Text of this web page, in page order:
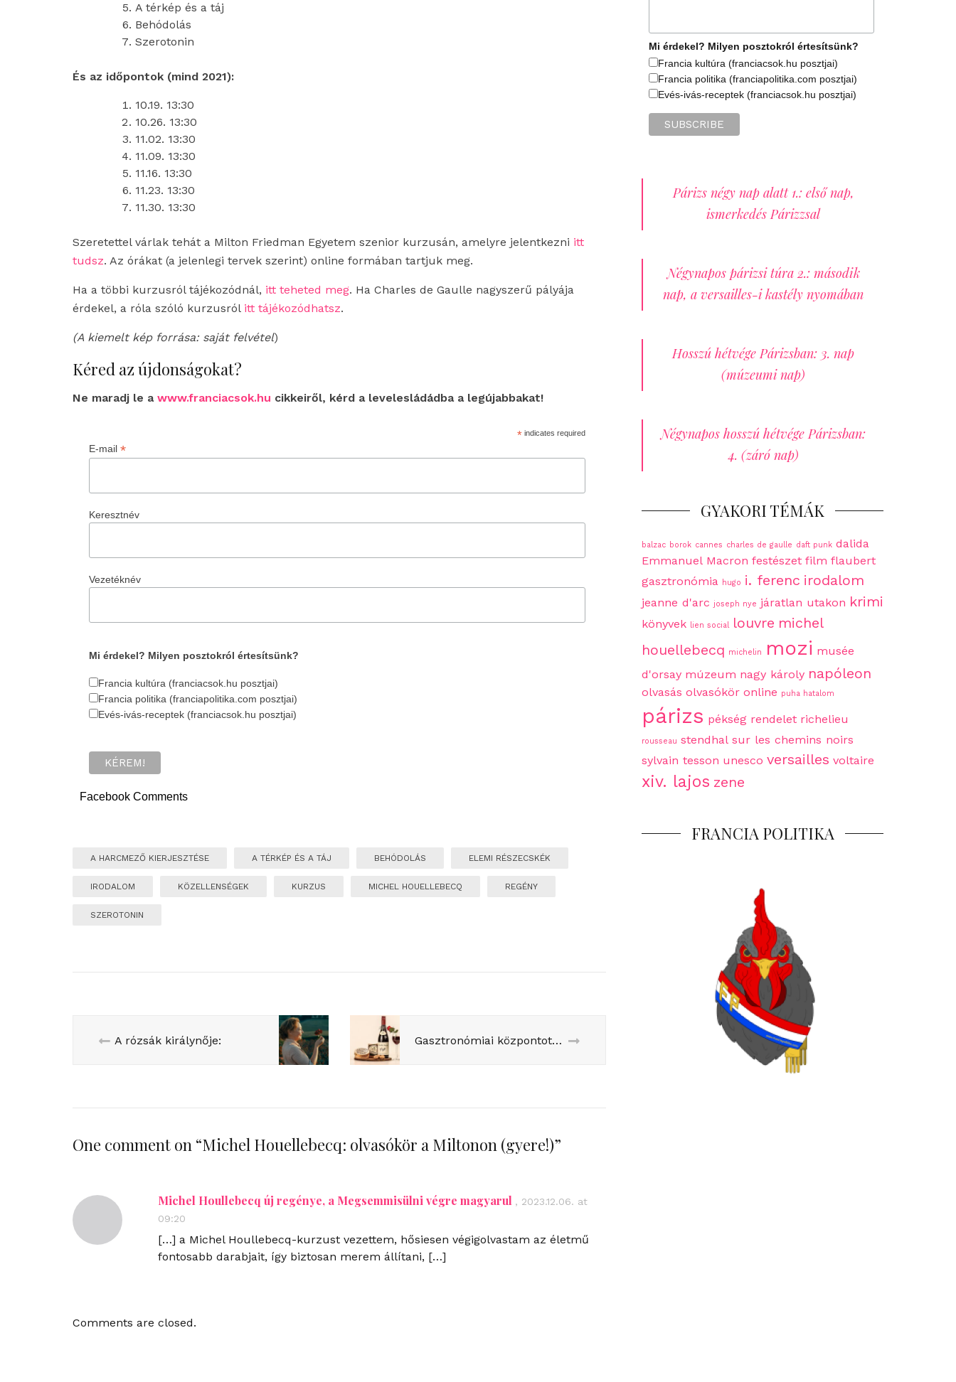
A térkép és a táj
Behódolás
Szerotonin
És az időpontok (mind 2021):
10.19. 13:30
10.26. 13:30
11.02. 13:30
11.09. 13:30
11.16. 13:30
11.23. 13:30
11.30. 13:30
Szeretettel várlak tehát a Milton Friedman Egyetem szenior kurzusán, amelyre jelentkezni itt
tudsz. Az órákat (a jelenlegi tervek szerint) online formában tartjuk meg.
Ha a többi kurzusról tájékozódnál, itt teheted meg. Ha Charles de Gaulle nagyszerű pályája
érdekel, a róla szóló kurzusról itt tájékozódhatsz.
(A kiemelt kép forrása: saját felvétel)
Kéred az újdonságokat?
Ne maradj le a www.franciacsok.hu cikkeiről, kérd a levelesládádba a legújabbakat!
*indicates required
E-mail *
Keresztnév
Vezetéknév
Mi érdekel? Milyen posztokról értesítsünk?
Francia kultúra (franciacsok.hu posztjai)
Francia politika (franciapolitika.com posztjai)
Evés-ivás-receptek (franciacsok.hu posztjai)
Facebook Comments
A HARCMEZŐ KIERJESZTÉSE A TÉRKÉP ÉS A TÁJ BEHÓDOLÁS ELEMI RÉSZECSKÉK
IRODALOM KÖZELLENSÉGEK KURZUS MICHEL HOUELLEBECQ REGÉNY
SZEROTONIN
A rózsák királynője: Gasztronómiai központot alapítanának a franciák
One comment on “Michel Houellebecq: olvasókör a Miltonon (gyere!)”
Michel Houllebecq új regénye, a Megsemmisülni végre magyarul , 2023.12.06. at
09:20
[…] a Michel Houllebecq-kurzust vezettem, hősiesen végigolvastam az életmű
fontosabb darabjait, így biztosan merem állítani, […]
Comments are closed.
Mi érdekel? Milyen posztokról értesítsünk?
Francia kultúra (franciacsok.hu posztjai)
Francia politika (franciapolitika.com posztjai)
Evés-ivás-receptek (franciacsok.hu posztjai)
Párizs négy nap alatt 1.: első nap,
ismerkedés Párizzsal
Négynapos párizsi túra 2.: második
nap, a versailles-i kastély nyomában
Hosszú hétvége Párizsban: 3. nap
(múzeumi nap)
Négynapos hosszú hétvége Párizsban:
4. (záró nap)
GYAKORI TÉMÁK
balzac borok cannes charles de gaulle daft punk dalida
Emmanuel Macron festészet film flaubert
gasztronómia
hugo i. ferenc irodalom
jeanne d'arc joseph nye járatlan utakon krimi
könyvek lien social louvre michel
houellebecq michelin mozi musée
d'orsay múzeum nagy károly napóleon
olvasás olvasókör online puha hatalom
párizs pékség rendelet richelieu
rousseau stendhal sur les chemins noirs
sylvain tesson unesco versailles voltaire
xiv. lajos zene
FRANCIA POLITIKA